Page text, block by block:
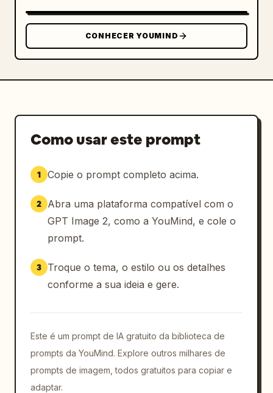
retratos circulares devem ter fundos de foto
circulares cinzas e o mesmo desfoque
retangular suave que obscurece o rosto.
editorial, realismo fotográfico polido, cores
roupas e cabelos, sem tipografia, sem
CONHECER YOUMIND
Como usar este prompt
1 Copie o prompt completo acima.
2
Abra uma plataforma compatível com o
GPT Image 2, como a YouMind, e cole o
prompt.
3
Troque o tema, o estilo ou os detalhes
conforme a sua ideia e gere.
Este é um prompt de IA gratuito da biblioteca de
prompts da YouMind. Explore outros milhares de
prompts de imagem, todos gratuitos para copiar e
adaptar.